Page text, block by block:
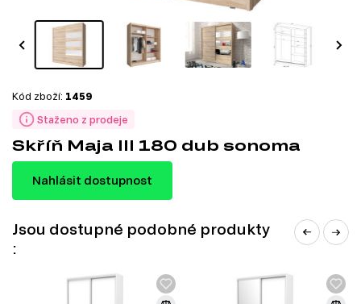
Staženo z prodeje
Kód zboží: 1459
Skříň Maja III 180 dub sonoma
Nahlásit dostupnost
Jsou dostupné podobné produkty
: